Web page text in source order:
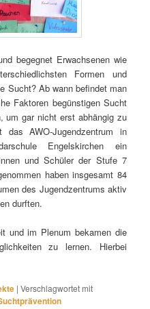
begegnet Erwachsenen wie
Formen und
Sucht? Ab wann befindet man
Faktoren begünstigen Sucht
um gar nicht erst abhängig zu
AWO-Jugendzentrum in
Engelskirchen ein
und Schüler der Stufe 7
haben insgesamt 84
des Jugendzentrums aktiv
durften.
und im Plenum bekamen die
zu lernen. Hierbei
|Verschlagwortet mit